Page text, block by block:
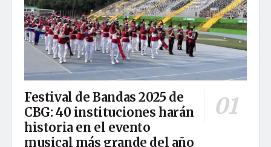
Festival de Bandas 2025 de
CBG: 40 instituciones harán
historia en el evento
musical más grande del año